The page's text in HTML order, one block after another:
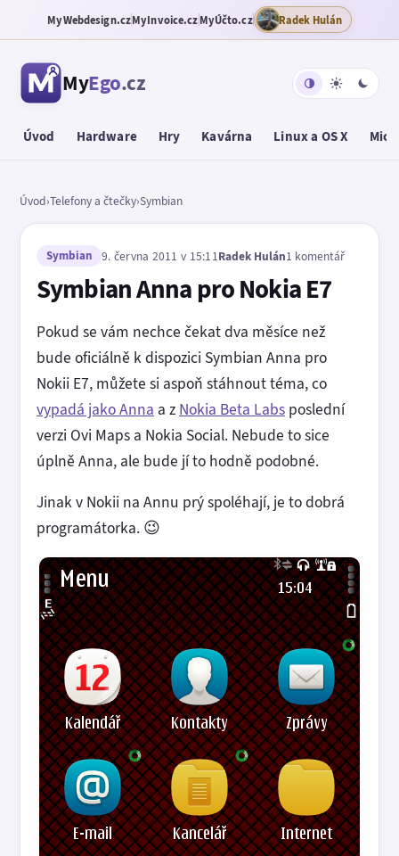
MyWebdesign.czMyInvoice.czMyÚčto.cz Radek Hulán
MyEgo.cz
Úvod Hardware Hry Kavárna Linux a OS X
Úvod›Telefony a čtečky›Symbian
Symbian 9. června 2011 v 15:11Radek Hulán1 komentář
Symbian Anna pro Nokia E7
Pokud se vám nechce čekat dva měsíce než
bude oficiálně k dispozici Symbian Anna pro
Nokii E7, můžete si aspoň stáhnout téma, co
vypadá jako Anna a z Nokia Beta Labs poslední
verzi Ovi Maps a Nokia Social. Nebude to sice
úplně Anna, ale bude jí to hodně podobné.
Jinak v Nokii na Annu prý spoléhají, je to dobrá
programátorka. 😉